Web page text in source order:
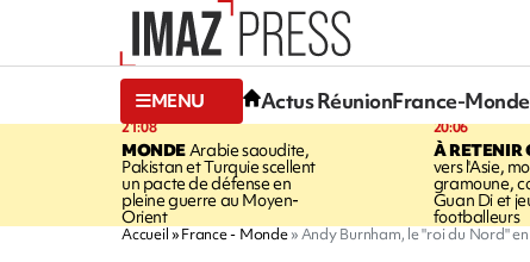
MENU Actus RéunionFrance-Monde
21:08
MONDE Arabie saoudite,
Pakistan et Turquie scellent
un pacte de défense en
pleine guerre au Moyen-
Orient
20:06
À RETENIR
vers l'Asie,
gramoune,
Guan Di et
footballeurs
Accueil France - Monde Andy Burnham, le "roi du Nord"